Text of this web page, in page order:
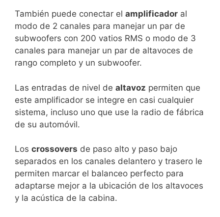
También puede conectar el amplificador al
modo de 2 canales para manejar un par de
subwoofers con 200 vatios RMS o modo de 3
canales para manejar un par de altavoces de
rango completo y un subwoofer.
Las entradas de nivel de altavoz permiten que
este amplificador se integre en casi cualquier
sistema, incluso uno que use la radio de fábrica
de su automóvil.
Los crossovers de paso alto y paso bajo
separados en los canales delantero y trasero le
permiten marcar el balanceo perfecto para
adaptarse mejor a la ubicación de los altavoces
y la acústica de la cabina.